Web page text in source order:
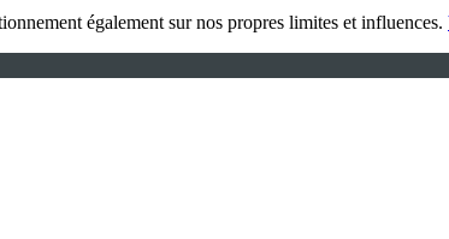
également sur nos propres limites et influences.